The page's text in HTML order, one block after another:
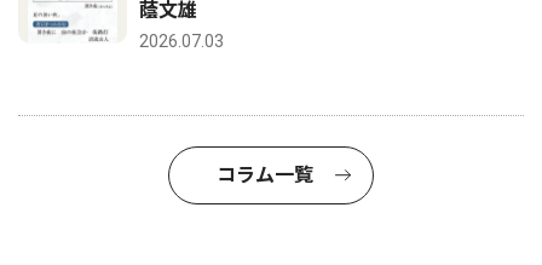
蔭文雄
2026.07.03
コラム一覧